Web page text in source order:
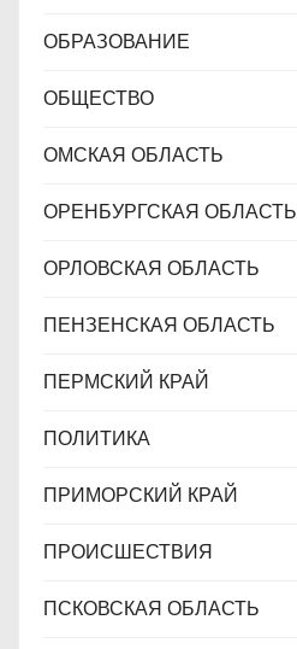
ОБРАЗОВАНИЕ
ОБЩЕСТВО
ОМСКАЯ ОБЛАСТЬ
ОРЕНБУРГСКАЯ ОБЛАСТЬ
ОРЛОВСКАЯ ОБЛАСТЬ
ПЕНЗЕНСКАЯ ОБЛАСТЬ
ПЕРМСКИЙ КРАЙ
ПОЛИТИКА
ПРИМОРСКИЙ КРАЙ
ПРОИСШЕСТВИЯ
ПСКОВСКАЯ ОБЛАСТЬ